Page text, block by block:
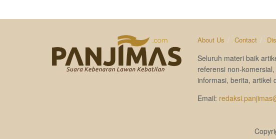
About Us Contact
Seluruh materi baik
referensi non-
informasi, berita, artikel
Email: